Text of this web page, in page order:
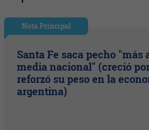
Nota Principal
Santa Fe saca pecho "más
media nacional" (creció
reforzó su peso en la
argentina)